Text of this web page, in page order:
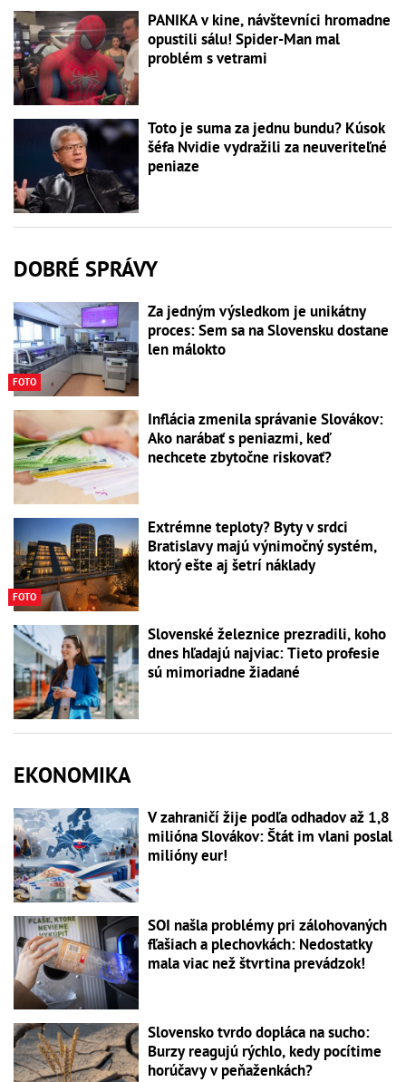
PANIKA v kine, návštevníci hromadne
opustili sálu! Spider-Man mal
problém s vetrami
Toto je suma za jednu bundu? Kúsok
šéfa Nvidie vydražili za neuveriteľné
peniaze
DOBRÉ SPRÁVY
FOTO
Za jedným výsledkom je unikátny
proces: Sem sa na Slovensku dostane
len málokto
Inflácia zmenila správanie Slovákov:
Ako narábať s peniazmi, keď
nechcete zbytočne riskovať?
FOTO
Extrémne teploty? Byty v srdci
Bratislavy majú výnimočný systém,
ktorý ešte aj šetrí náklady
Slovenské železnice prezradili, koho
dnes hľadajú najviac: Tieto profesie
sú mimoriadne žiadané
EKONOMIKA
V zahraničí žije podľa odhadov až 1,8
milióna Slovákov: Štát im vlani poslal
milióny eur!
SOI našla problémy pri zálohovaných
fľašiach a plechovkách: Nedostatky
mala viac než štvrtina prevádzok!
Slovensko tvrdo dopláca na sucho:
Burzy reagujú rýchlo, kedy pocítime
horúčavy v peňaženkách?